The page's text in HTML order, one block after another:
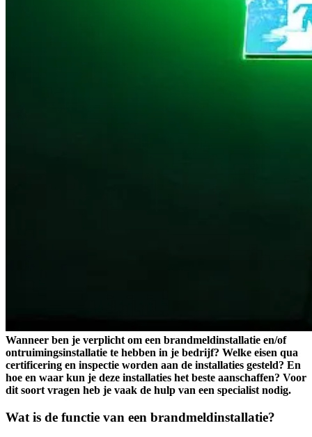
Wanneer ben je verplicht om een brandmeldinstallatie en/of
ontruimingsinstallatie te hebben in je bedrijf? Welke eisen qua
certificering en inspectie worden aan de installaties gesteld? En
hoe en waar kun je deze installaties het beste aanschaffen? Voor
dit soort vragen heb je vaak de hulp van een specialist nodig.
Wat is de functie van een brandmeldinstallatie?